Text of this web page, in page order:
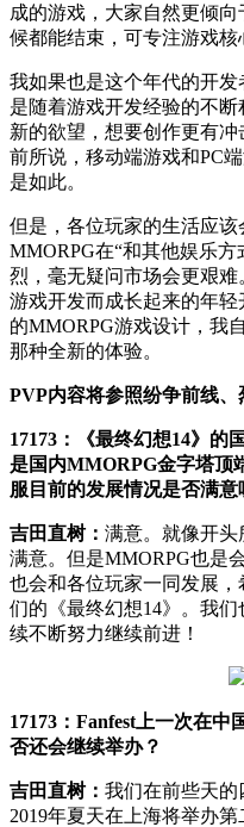
成的游戏，大家自然更倾
候都能结束，可专注游戏核
我如果也是这个年代的开
是随着游戏开发经验的不
新的欲望，想要创作更有
前所说，移动端游戏和PC
是如此。
但是，各位玩家的生活应该
MMORPG在“和其他娱乐
烈，毫无疑问市场会更艰
游戏开发而成长起来的年
的MMORPG游戏设计，我
那种全新的体验。
PVP内容将参照纷争前线
17173：《最终幻想14》的
是国内MMORPG金字塔顶
服目前的发展情况是否满意
吉田直树： 满意。就像开头
满意。但是MMORPG也是
也会和各位玩家一同发展
们的《最终幻想14》。我
续不断努力继续前进！
17173：Fanfest上一次在
否还会继续举办？
吉田直树： 我们在前些天的
2019年夏天在上海将举办第